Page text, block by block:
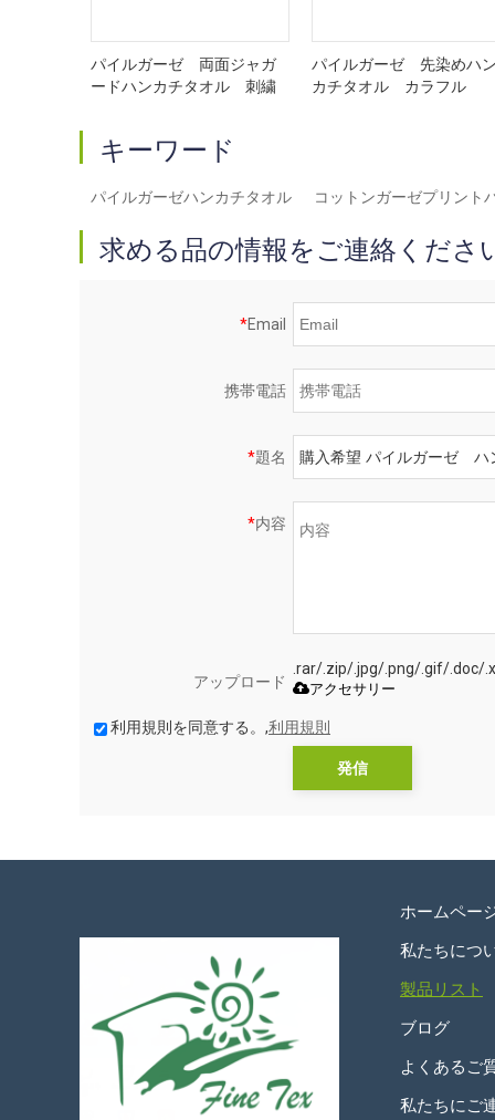
パイルガーゼ 両面ジャガ
ードハンカチタオル 刺繍
パイルガーゼ 先染めハ
カチタオル カラフル
キーワード
パイルガーゼハンカチタオル コットンガーゼプリント
求める品の情報をご連絡くださ
*Email
携帯電話
*題名
*内容
アップロード
.rar/.zip/.jpg/.png/.gif/.doc/
アクセサリー
利用規則を同意する。,利用規則
発信
ホームペー
私たちにつ
製品リスト
ブログ
よくあるご
私たちにご